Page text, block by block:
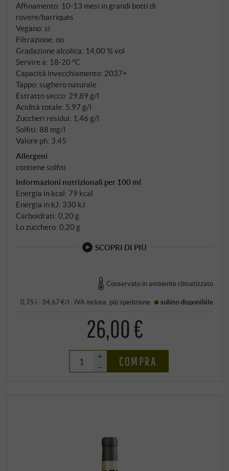
Affinamento: 10‑13 mesi in grandi botti di
rovere/barriques
Vegano: sì
Filtrazione: no
Gradazione alcolica: 14,00 % vol
Servire a: 18‑20 °C
Capacità invecchiamento: 2037+
Tappo: sughero naturale
Estratto secco: 29,89 g/l
Acidità totale: 5,97 g/l
Zuccheri residui: 1,46 g/l
Solfiti: 88 mg/l
Valore ph: 3,45
Allergeni
contiene solfiti
Informazioni nutrizionali per 100 ml
Energia in kcal: 79 kcal
Energia in kJ: 330 kJ
Carboidrati: 0,20 g
Lo zucchero: 0,20 g
SCOPRI DI PIÙ
Conservato in ambiente climatizzato
0,75 l · 34,67 €/l · IVA inclusa, piùspedizione subito disponibile
26,00 €
+
–
COMPRA